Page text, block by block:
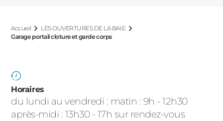
Accueil
LES OUVERTURES DE LA BAIE
Garage portail cloture et garde corps
Horaires
du lundi au vendredi : matin : 9h - 12h30
après-midi : 13h30 - 17h sur rendez-vous